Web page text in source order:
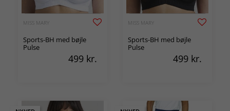
MISS MARY
Sports-BH med bøjle
Pulse
499 kr.
MISS MARY
Sports-BH med bøjle
Pulse
499 kr.